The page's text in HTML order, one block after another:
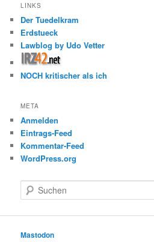
LINKS
Der Tuedelkram
Erdstueck
Lawblog by Udo Vetter
NOCH kritischer als ich
META
Anmelden
Eintrags-Feed
Kommentar-Feed
WordPress.org
u
e
Mastodon